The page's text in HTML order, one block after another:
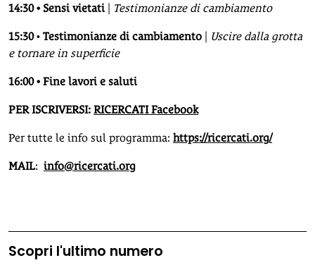
14:30 • Sensi vietati | Testimonianze di cambiamento
15:30• Testimonianze di cambiamento | Uscire dalla grotta
e tornare in superficie
16:00 • Fine lavori e saluti
PER ISCRIVERSI: RICERCATI Facebook
Per tutte le info sul programma: https://ricercati.org/
MAIL: info@ricercati.org
Scopri l'ultimo numero